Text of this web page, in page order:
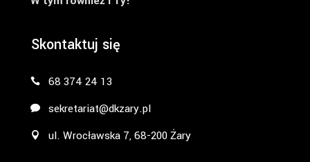
Skontaktuj się
68 374 24 13
sekretariat@dkzary.pl
ul. Wrocławska 7, 68-200 Żary